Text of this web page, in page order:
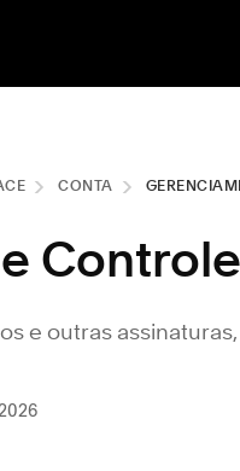
CONTA
e outras